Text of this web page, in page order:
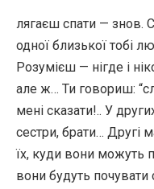
лягаєш спати — знов.
одної близької тобі
Розумієш — нігде і
але ж… Ти говориш:
мені сказати!.. У
сестри, брати… Другі
їх, куди вони можуть
вони будуть